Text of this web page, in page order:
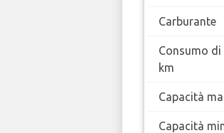
Carburante
Consumo
km
Capacità
Capacità